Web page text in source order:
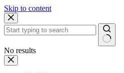
Skip to content
No results